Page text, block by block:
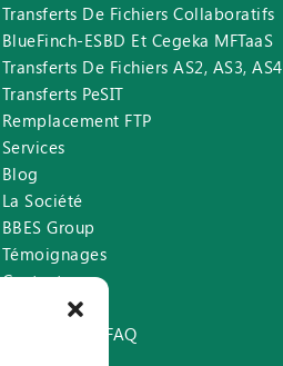
Transferts De Fichiers Collaboratifs
BlueFinch-ESBD Et Cegeka MFTaaS
Transferts De Fichiers AS2, AS3, AS4
Transferts PeSIT
Remplacement FTP
Services
Blog
La Société
BBES Group
Témoignages
Contact
GoAnywhere FAQ